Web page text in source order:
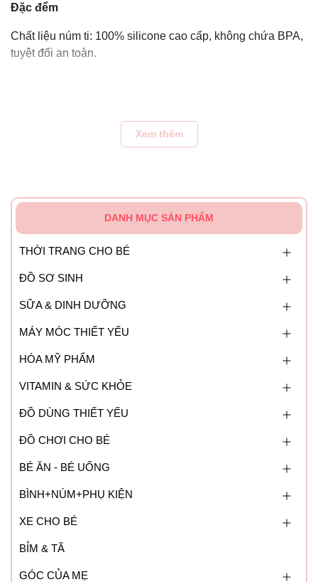
Đặc đểm
Chất liệu núm ti: 100% silicone cao cấp, không chứa BPA,
tuyệt đối an toàn.
FDA và không chứa BPA độc hại.
bình.
Xem thêm
DANH MỤC SẢN PHẨM
THỜI TRANG CHO BÉ
ĐỒ SƠ SINH
SỮA & DINH DƯỠNG
MÁY MÓC THIẾT YẾU
HÓA MỸ PHẨM
VITAMIN & SỨC KHỎE
ĐỒ DÙNG THIẾT YẾU
ĐỒ CHƠI CHO BÉ
BÉ ĂN - BÉ UỐNG
BÌNH+NÚM+PHỤ KIỆN
XE CHO BÉ
BỈM & TÃ
GÓC CỦA MẸ